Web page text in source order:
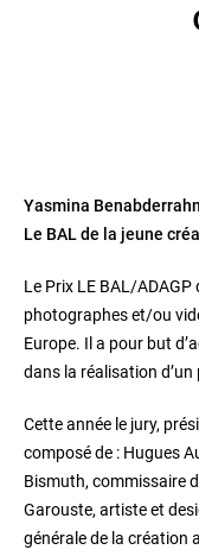
Yasmina
Le BAL de la jeune
Le Prix LE BAL/
photographes et/ou
Europe. Il a pour but
dans la réalisation
Cette année le jury,
composé de : Hugues
Bismuth, commissaire
Garouste, artiste et
générale de la création